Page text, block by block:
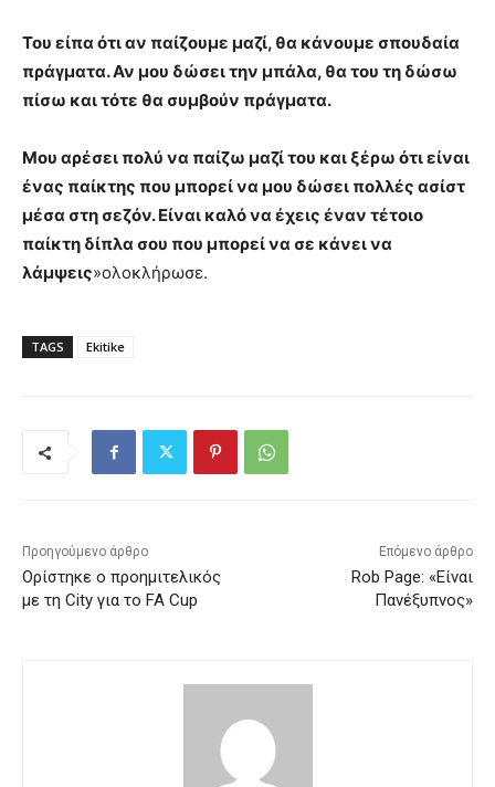
Του είπα ότι αν παίζουμε μαζί, θα κάνουμε σπουδαία
πράγματα. Αν μου δώσει την μπάλα, θα του τη δώσω
πίσω και τότε θα συμβούν πράγματα.
Μου αρέσει πολύ να παίζω μαζί του και ξέρω ότι είναι
ένας παίκτης που μπορεί να μου δώσει πολλές ασίστ
μέσα στη σεζόν. Είναι καλό να έχεις έναν τέτοιο
παίκτη δίπλα σου που μπορεί να σε κάνει να
λάμψεις»ολοκλήρωσε.
TAGS Ekitike
Προηγούμενο άρθρο
Ορίστηκε ο προημιτελικός
με τη City για το FA Cup
Επόμενο άρθρο
Rob Page: «Είναι
Πανέξυπνος»